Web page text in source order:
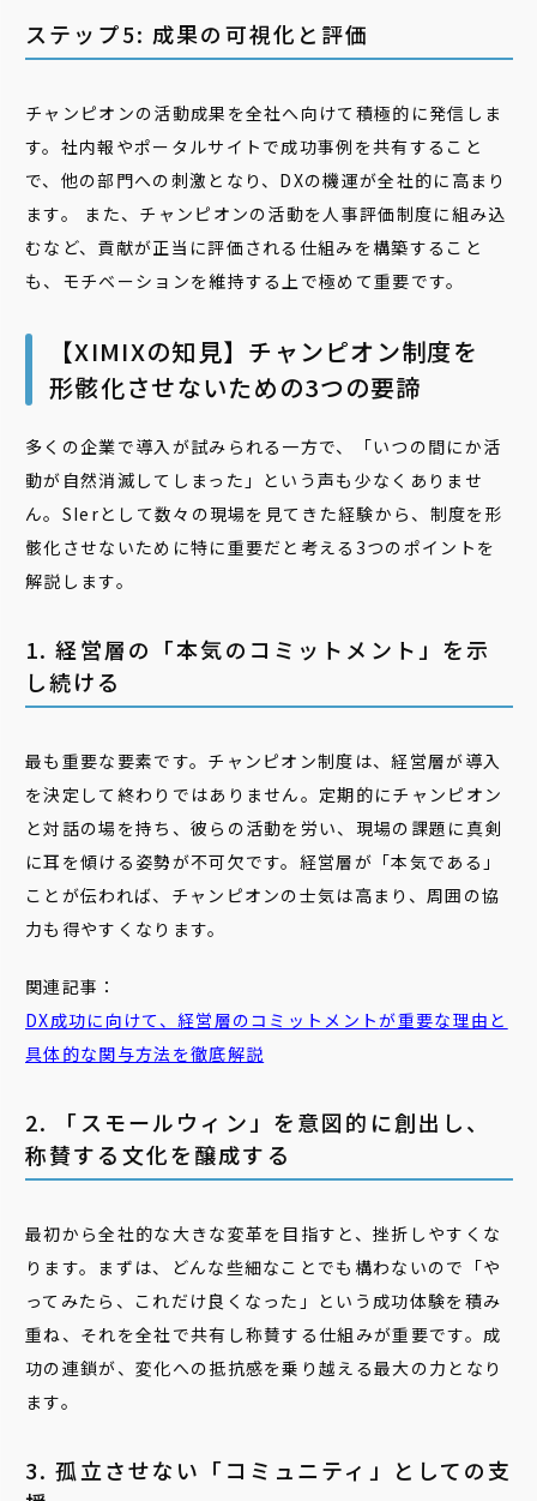
ステップ5: 成果の可視化と評価
チャンピオンの活動成果を全社へ向けて積極的に発信しま
す。社内報やポータルサイトで成功事例を共有すること
で、他の部門への刺激となり、DXの機運が全社的に高まり
ます。 また、チャンピオンの活動を人事評価制度に組み込
むなど、貢献が正当に評価される仕組みを構築すること
も、モチベーションを維持する上で極めて重要です。
【XIMIXの知見】チャンピオン制度を
形骸化させないための3つの要諦
多くの企業で導入が試みられる一方で、「いつの間にか活
動が自然消滅してしまった」という声も少なくありませ
ん。SIerとして数々の現場を見てきた経験から、制度を形
骸化させないために特に重要だと考える3つのポイントを
解説します。
1. 経営層の「本気のコミットメント」を示
し続ける
最も重要な要素です。チャンピオン制度は、経営層が導入
を決定して終わりではありません。定期的にチャンピオン
と対話の場を持ち、彼らの活動を労い、現場の課題に真剣
に耳を傾ける姿勢が不可欠です。経営層が「本気である」
ことが伝われば、チャンピオンの士気は高まり、周囲の協
力も得やすくなります。
関連記事：
DX成功に向けて、経営層のコミットメントが重要な理由と
具体的な関与方法を徹底解説
2. 「スモールウィン」を意図的に創出し、
称賛する文化を醸成する
最初から全社的な大きな変革を目指すと、挫折しやすくな
ります。まずは、どんな些細なことでも構わないので「や
ってみたら、これだけ良くなった」という成功体験を積み
重ね、それを全社で共有し称賛する仕組みが重要です。成
功の連鎖が、変化への抵抗感を乗り越える最大の力となり
ます。
3. 孤立させない「コミュニティ」としての支